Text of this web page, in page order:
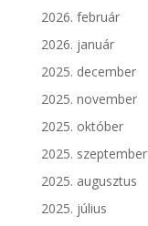
2026. február
2026. január
2025. december
2025. november
2025. október
2025. szeptember
2025. augusztus
2025. július